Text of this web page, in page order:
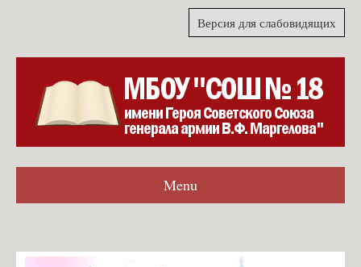
Версия для слабовидящих
Menu
Гостевая книга